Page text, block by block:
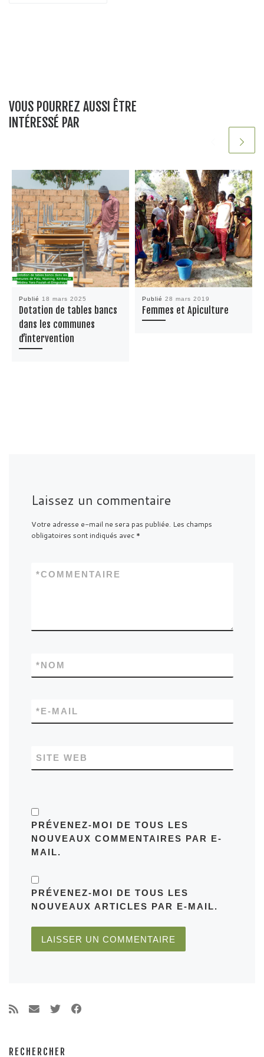
VOUS POURREZ AUSSI ÊTRE
INTÉRESSÉ PAR
Publié 18 mars 2025
Dotation de tables bancs
dans les communes
d’intervention
Publié 28 mars 2019
Femmes et Apiculture
Laissez un commentaire
Votre adresse e-mail ne sera pas publiée. Les champs
obligatoires sont indiqués avec *
COMMENTAIRE
*
NOM
*
E-MAIL
*
SITE WEB
PRÉVENEZ-MOI DE TOUS LES
NOUVEAUX COMMENTAIRES PAR E-
MAIL.
PRÉVENEZ-MOI DE TOUS LES
NOUVEAUX ARTICLES PAR E-MAIL.
RECHERCHER